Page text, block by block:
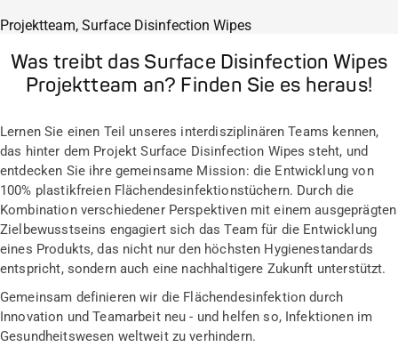
Projektteam, Surface Disinfection Wipes
Was treibt das Surface Disinfection Wipes
Projektteam an? Finden Sie es heraus!
Lernen Sie einen Teil unseres interdisziplinären Teams kennen,
das hinter dem Projekt Surface Disinfection Wipes steht, und
entdecken Sie ihre gemeinsame Mission: die Entwicklung von
100% plastikfreien Flächendesinfektionstüchern. Durch die
Kombination verschiedener Perspektiven mit einem ausgeprägten
Zielbewusstseins engagiert sich das Team für die Entwicklung
eines Produkts, das nicht nur den höchsten Hygienestandards
entspricht, sondern auch eine nachhaltigere Zukunft unterstützt.
Gemeinsam definieren wir die Flächendesinfektion durch
Innovation und Teamarbeit neu - und helfen so, Infektionen im
Gesundheitswesen weltweit zu verhindern.